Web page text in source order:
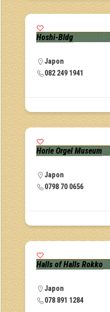
Hoshi-Bldg
Japon
082 249 1941
Horie Orgel Museum
Japon
0798 70 0656
Halls of Halls Rokko
Japon
078 891 1284